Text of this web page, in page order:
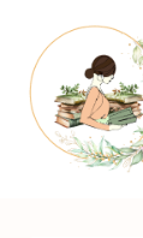
content